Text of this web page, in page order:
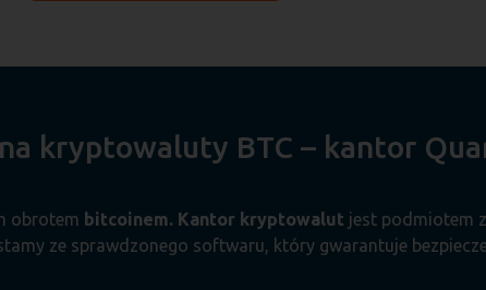
kryptowaluty BTC – kantor
obrotem bitcoinem. Kantor kryptowalut jest podmiotem
ze sprawdzonego softwaru, który gwarantuje